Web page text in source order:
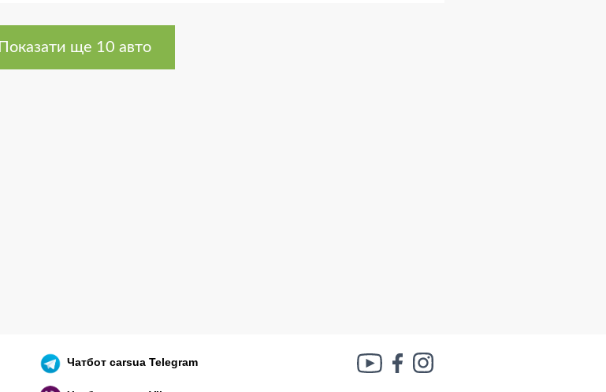
Показати ще 10 авто
Чатботcarsua Telegram